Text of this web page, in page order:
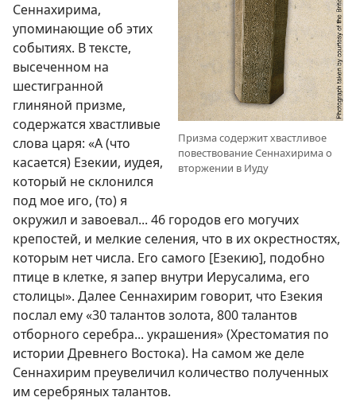
Призма содержит хвастливое
повествование Сеннахирима о
вторжении в Иуду
Сеннахирима,
упоминающие об этих
событиях. В тексте,
высеченном на
шестигранной
глиняной призме,
содержатся хвастливые
слова царя: «А (что
касается) Езекии, иудея,
который не склонился
под мое иго, (то) я
окружил и завоевал... 46 городов его могучих
крепостей, и мелкие селения, что в их окрестностях,
которым нет числа. Его самого [Езекию], подобно
птице в клетке, я запер внутри Иерусалима, его
столицы». Далее Сеннахирим говорит, что Езекия
послал ему «30 талантов золота, 800 талантов
отборного серебра... украшения» (Хрестоматия по
истории Древнего Востока). На самом же деле
Сеннахирим преувеличил количество полученных
им серебряных талантов.